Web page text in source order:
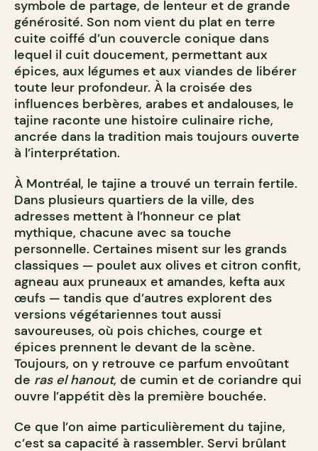
symbole de partage, de lenteur et de grande
générosité. Son nom vient du plat en terre
cuite coiffé d’un couvercle conique dans
lequel il cuit doucement, permettant aux
épices, aux légumes et aux viandes de libérer
toute leur profondeur. À la croisée des
influences berbères, arabes et andalouses, le
tajine raconte une histoire culinaire riche,
ancrée dans la tradition mais toujours ouverte
à l’interprétation.
À Montréal, le tajine a trouvé un terrain fertile.
Dans plusieurs quartiers de la ville, des
adresses mettent à l’honneur ce plat
mythique, chacune avec sa touche
personnelle. Certaines misent sur les grands
classiques — poulet aux olives et citron confit,
agneau aux pruneaux et amandes, kefta aux
œufs — tandis que d’autres explorent des
versions végétariennes tout aussi
savoureuses, où pois chiches, courge et
épices prennent le devant de la scène.
Toujours, on y retrouve ce parfum envoûtant
de ras el hanout, de cumin et de coriandre qui
ouvre l’appétit dès la première bouchée.
Ce que l’on aime particulièrement du tajine,
c’est sa capacité à rassembler. Servi brûlant